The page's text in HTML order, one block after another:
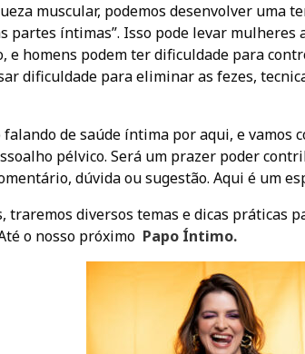
muscular, podemos desenvolver uma
partes íntimas”. Isso pode levar mulheres
e homens podem ter dificuldade para
dificuldade para eliminar as fezes,
falando de saúde íntima por aqui, e vamos
pélvico. Será um prazer poder
dúvida ou sugestão. Aqui é um
traremos diversos temas e dicas práticas
o nosso próximo Papo Íntimo.